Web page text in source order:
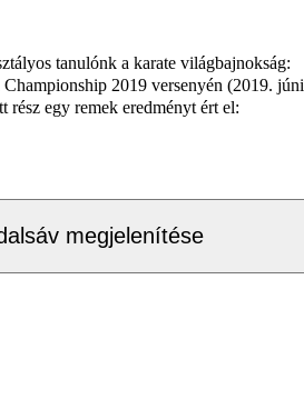
tanulónk a karate világbajnokság:
2019 versenyén (2019.
rész egy remek eredményt ért el:
megjelenítése